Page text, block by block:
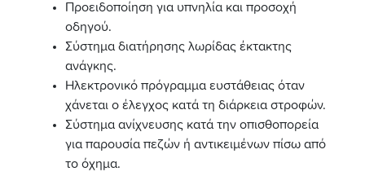
Προειδοποίηση για υπνηλία και προσοχή
οδηγού.
Σύστημα διατήρησης λωρίδας έκτακτης
ανάγκης.
Ηλεκτρονικό πρόγραμμα ευστάθειας όταν
χάνεται ο έλεγχος κατά τη διάρκεια στροφών.
Σύστημα ανίχνευσης κατά την οπισθοπορεία
για παρουσία πεζών ή αντικειμένων πίσω από
το όχημα.